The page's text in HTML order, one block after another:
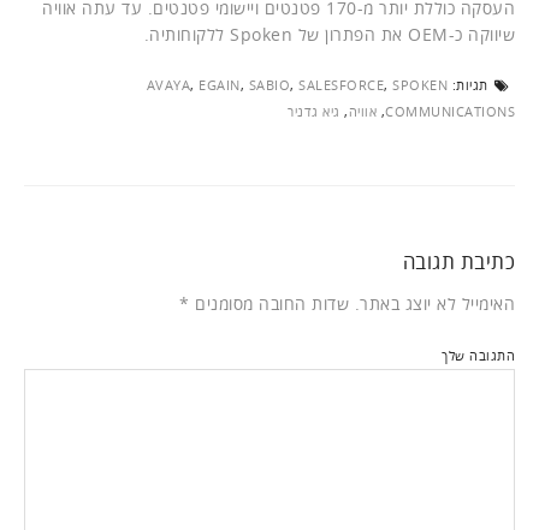
העסקה כוללת יותר מ-170 פטנטים ויישומי פטנטים. עד עתה אוויה
שיווקה כ-OEM את הפתרון של Spoken ללקוחותיה.
תגיות: AVAYA, EGAIN, SABIO, SALESFORCE, SPOKEN
COMMUNICATIONS
, אוויה , גיא גדניר
כתיבת תגובה
האימייל לא יוצג באתר. שדות החובה מסומנים *
התגובה שלך